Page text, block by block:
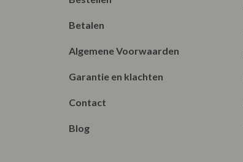
Betalen
Algemene Voorwaarden
Garantie en klachten
Contact
Blog